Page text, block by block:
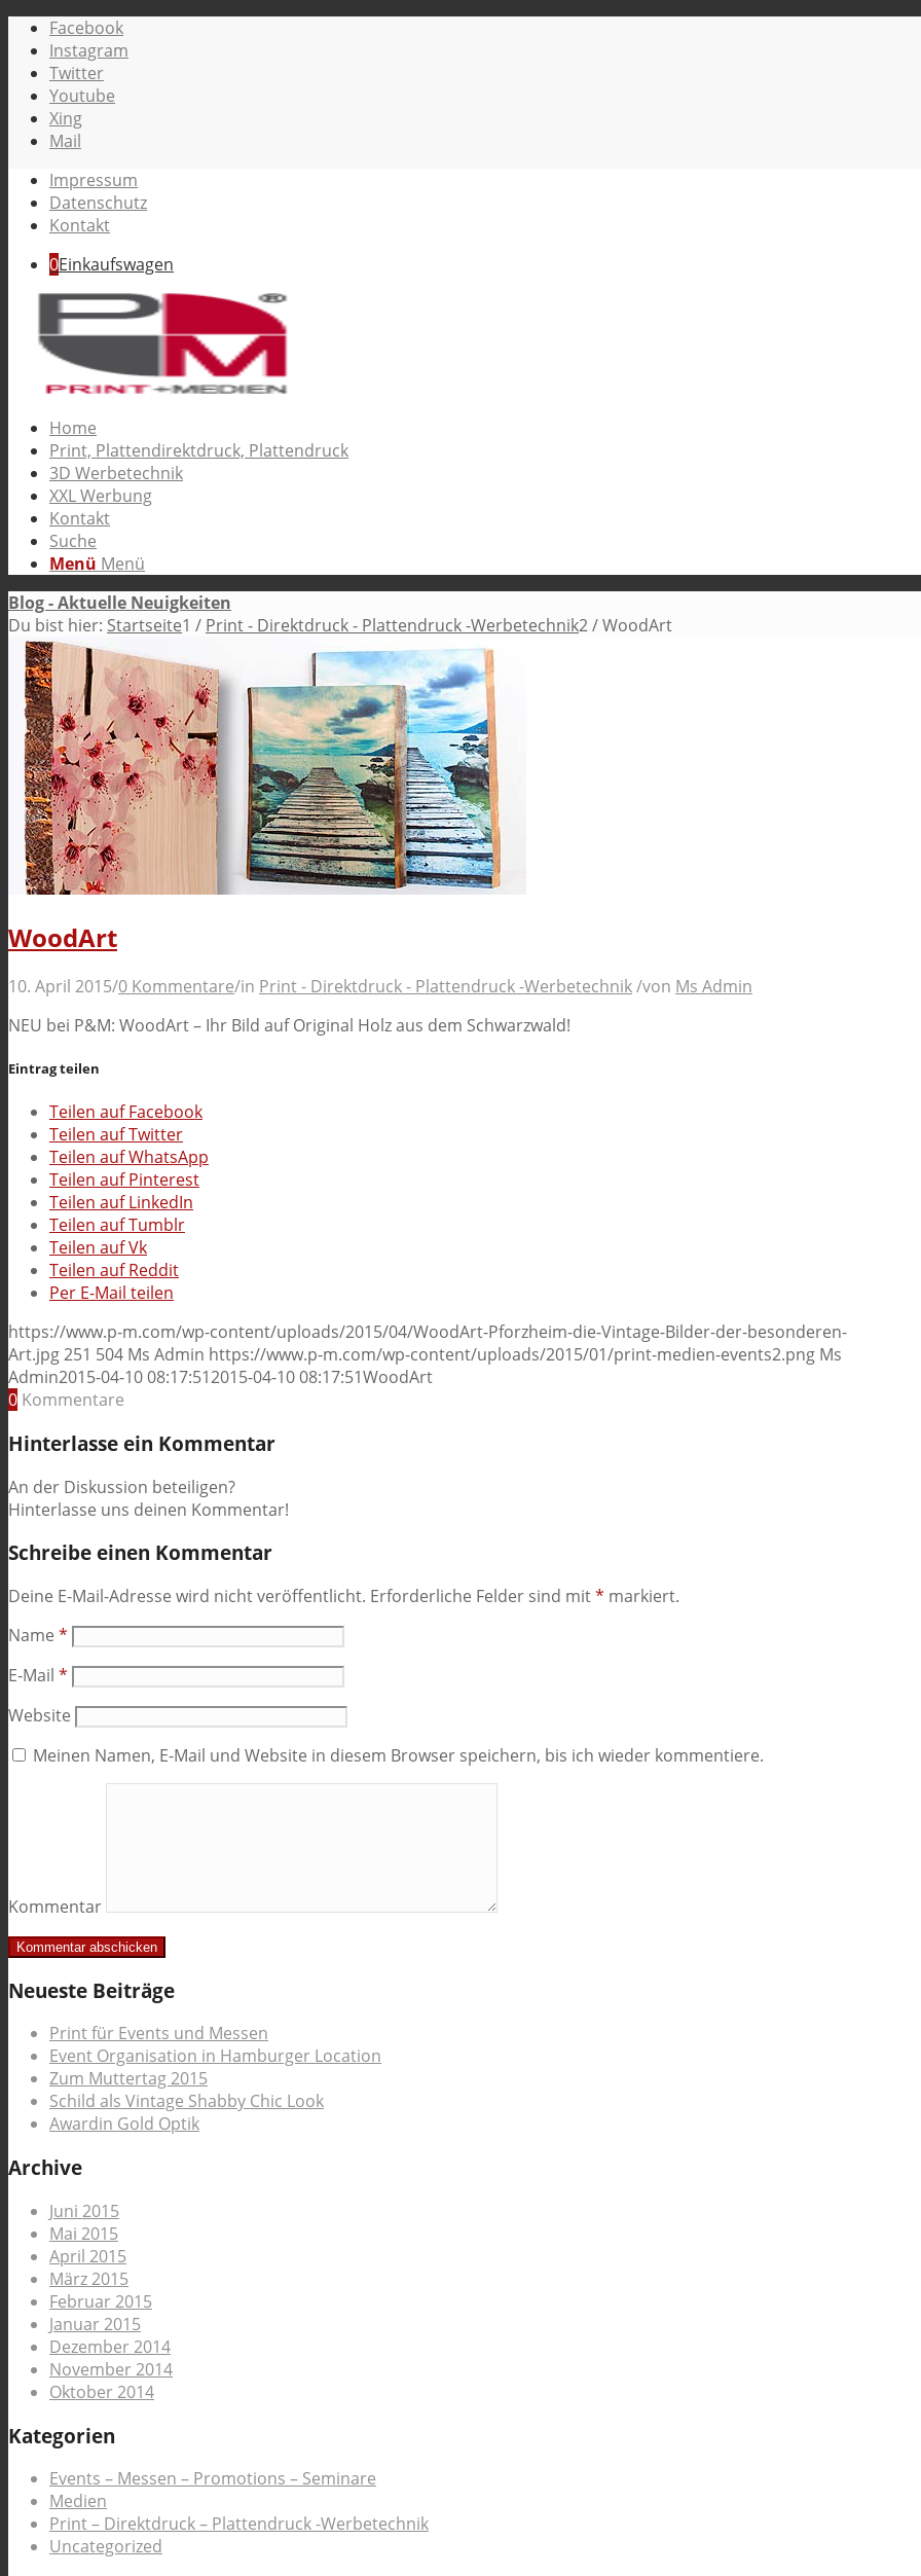
Facebook
Instagram
Twitter
Youtube
Xing
Mail
Impressum
Datenschutz
Kontakt
0Einkaufswagen
Home
Print, Plattendirektdruck, Plattendruck
3D Werbetechnik
XXL Werbung
Kontakt
Suche
Menü Menü
Blog - Aktuelle Neuigkeiten
Du bist hier: Startseite1 / Print - Direktdruck - Plattendruck -Werbetechnik2/WoodArt
WoodArt
10. April 2015/0 Kommentare/in Print - Direktdruck - Plattendruck -Werbetechnik/von Ms Admin
NEU bei P&M: WoodArt – Ihr Bild auf Original Holz aus dem Schwarzwald!
Eintrag teilen
Teilen auf Facebook
Teilen auf Twitter
Teilen auf WhatsApp
Teilen auf Pinterest
Teilen auf LinkedIn
Teilen auf Tumblr
Teilen auf Vk
Teilen auf Reddit
Per E-Mail teilen
https://www.p-m.com/wp-content/uploads/2015/04/WoodArt-Pforzheim-die-Vintage-Bilder-der-besonderen-
Art.jpg251 504 Ms Admin https://www.p-m.com/wp-content/uploads/2015/01/print-medien-events2.png Ms
Admin2015-04-10 08:17:512015-04-10 08:17:51WoodArt
0 Kommentare
Hinterlasse ein Kommentar
An der Diskussion beteiligen?
Hinterlasse uns deinen Kommentar!
Schreibe einen Kommentar
Deine E-Mail-Adresse wird nicht veröffentlicht. Erforderliche Felder sind mit* markiert.
Name *
E-Mail *
Website
Meinen Namen, E-Mail und Website in diesem Browser speichern, bis ich wieder kommentiere.
Kommentar
Neueste Beiträge
Print für Events und Messen
Event Organisation in Hamburger Location
Zum Muttertag 2015
Schild als Vintage Shabby Chic Look
Awardin Gold Optik
Archive
Juni 2015
Mai 2015
April 2015
März 2015
Februar 2015
Januar 2015
Dezember 2014
November 2014
Oktober 2014
Kategorien
Events – Messen – Promotions – Seminare
Medien
Print – Direktdruck – Plattendruck -Werbetechnik
Uncategorized